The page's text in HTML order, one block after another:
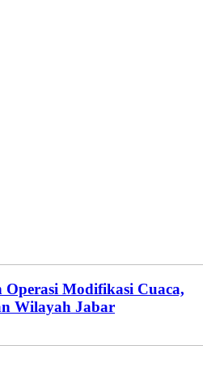
Operasi Modifikasi Cuaca,
Wilayah Jabar